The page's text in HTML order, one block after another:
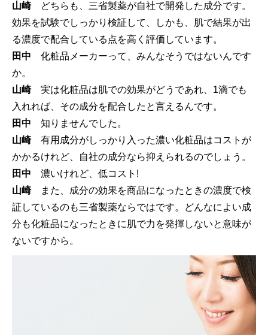
山崎どちらも、三省製薬が自社で開発した成分です。
効果を試験でしっかり検証して、しかも、肌で結果が出
る濃度で配合している点を高く評価しています。
田中 化粧品メーカーって、みんなそうではないんです
か。
山崎実は化粧品は肌での効果がどうであれ、1滴でも
入れれば、その成分を配合したと言えるんです。
田中 知りませんでした。
山崎有用成分がしっかり入った濃い化粧品はコストが
かかるけれど、自社の成分なら抑えられるのでしょう。
田中 濃いけれど、低コスト!
山崎また、成分の効果を商品になったときの濃度で検
証しているのも三省製薬ならではです。どんなによい成
分も化粧品になったときに肌で力を発揮しないと意味が
ないですから。